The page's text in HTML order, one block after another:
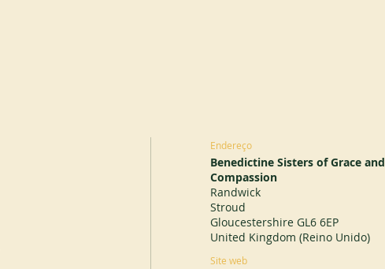
Endereço
Benedictine Sisters of Grace and
Compassion
Randwick
Stroud
Gloucestershire GL6 6EP
United Kingdom (Reino Unido)
Site web